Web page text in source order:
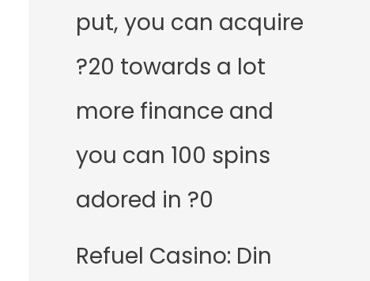
put, you can acquire
?20 towards a lot
more finance and
you can 100 spins
adored in ?0
Refuel Casino: Din